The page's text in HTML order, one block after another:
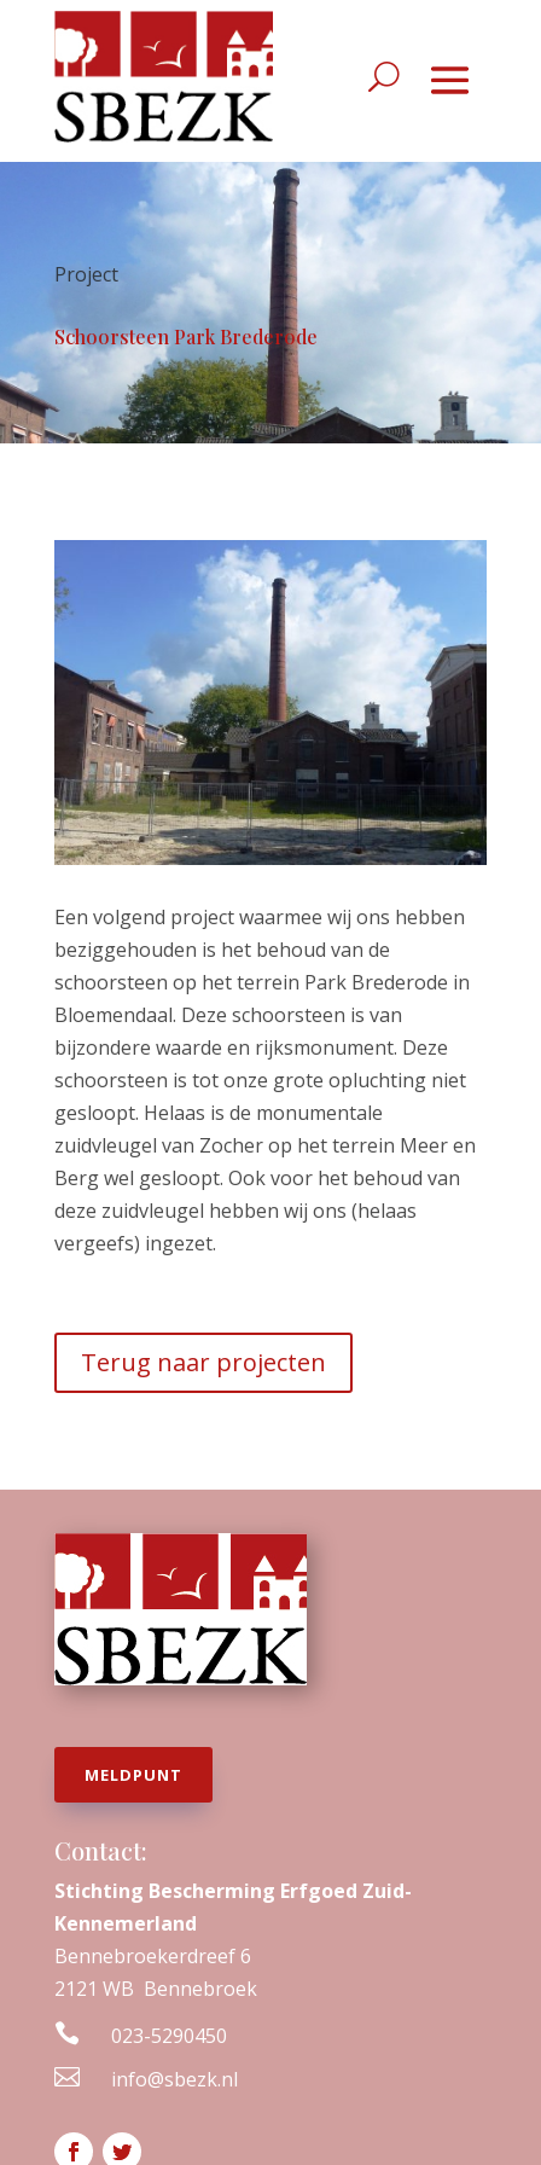
Project
Schoorsteen Park Brederode
Een volgend project waarmee wij ons hebben
beziggehouden is het behoud van de
schoorsteen op het terrein Park Brederode in
Bloemendaal. Deze schoorsteen is van
bijzondere waarde en rijksmonument. Deze
schoorsteen is tot onze grote opluchting niet
gesloopt. Helaas is de monumentale
zuidvleugel van Zocher op het terrein Meer en
Berg wel gesloopt. Ook voor het behoud van
deze zuidvleugel hebben wij ons (helaas
vergeefs) ingezet.
Terug naar projecten
MELDPUNT
Contact:
Stichting Bescherming Erfgoed Zuid-
Kennemerland
Bennebroekerdreef 6
2121 WB Bennebroek
 023-5290450
 info@sbezk.nl